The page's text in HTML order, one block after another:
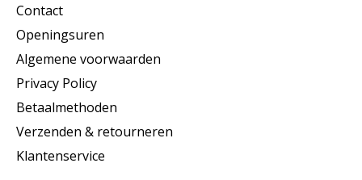
Contact
Openingsuren
Algemene voorwaarden
Privacy Policy
Betaalmethoden
Verzenden & retourneren
Klantenservice